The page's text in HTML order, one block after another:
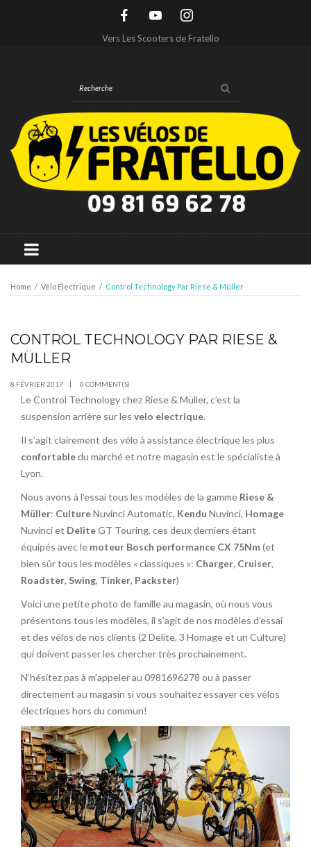
Vers Les Scooters de Fratello
Home / Vélo Électrique / Control Technology Par Riese & Müller
FÉV
08
CONTROL TECHNOLOGY PAR RIESE &
MÜLLER
8 FÉVRIER 2017 0 COMMENT(S)
Le Control Technology chez Riese & Müller, c’est la
suspension arrière sur les velo electrique.
Il s’agit clairement des vélo à assistance électrique les plus
confortabledu marché et notre magasin est le spécialiste à
Lyon.
Nous avons à l’essai tous les modèles de la gamme Riese &
Müller: CultureNuvinci Automatic, Kendu Nuvinci, Homage
Nuvinci et DeliteGT Touring, ces deux derniers étant
équipés avec le moteur Bosch performance CX 75Nm(et
bien sûr tous les modèles « classiques »: Charger, Cruiser,
Roadster, Swing, Tinker, Packster)
Voici une petite photo de famille au magasin, où nous vous
présentons tous les modèles, il s’agit de nos modèles d’essai
et des vélos de nos clients (2 Delite, 3 Homage et un Culture)
qui doivent passer les chercher très prochainement.
N’hésitez pas à m’appeler au 0981696278 ou à passer
directement au magasin si vous souhaitez essayer ces vélos
électriques hors du commun!